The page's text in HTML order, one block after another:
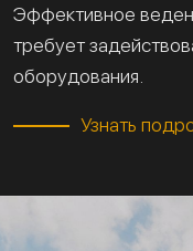
Эффективное
требует
оборудования.
Узнать